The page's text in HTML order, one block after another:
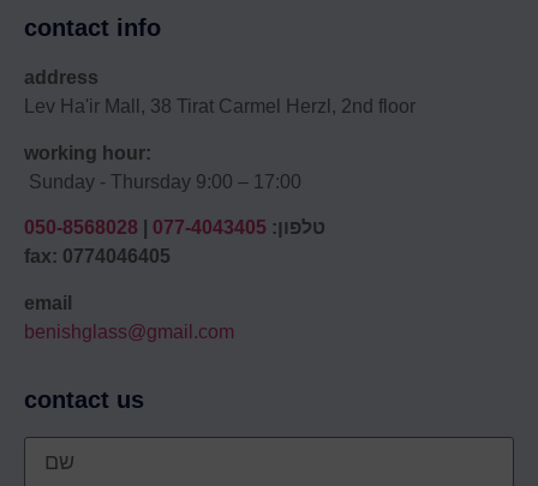
contact info
address
Lev Ha'ir Mall, 38 Tirat Carmel Herzl, 2nd floor
working hour:
Sunday - Thursday 9:00 – 17:00
טלפון: 077-4043405
050-8568028
fax: 0774046405
email
benishglass@gmail.com
contact us